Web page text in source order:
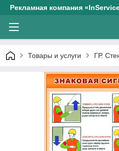
Рекламная компания
Товары и услуги ГР.